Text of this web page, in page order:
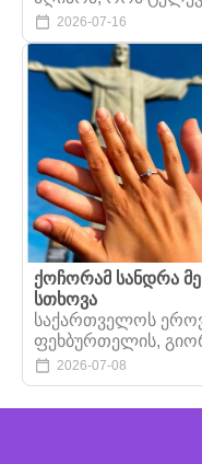
2026-07-16
ქოჩორამ სანდრა
სთხოვა
საქართველოს
ფეხბურთელის,
2026-07-08